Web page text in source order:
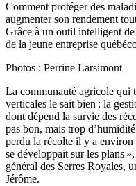
Comment protéger des
augmenter son rendement
Grâce à un outil intelligent
de la jeune entreprise
Photos : Perrine Larsimont
La communauté agricole qui
verticales le sait bien : la
dont dépend la survie des
pas bon, mais trop
perdu la récolte il y a environ
se développait sur les plans
général des Serres Royales,
Jérôme.